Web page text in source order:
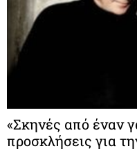
«Σκηνές από έναν
προσκλήσεις για